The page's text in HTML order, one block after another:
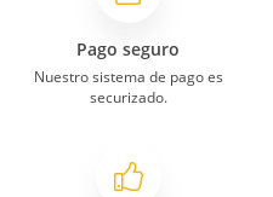
Pago seguro
Nuestro sistema de pago es
securizado.